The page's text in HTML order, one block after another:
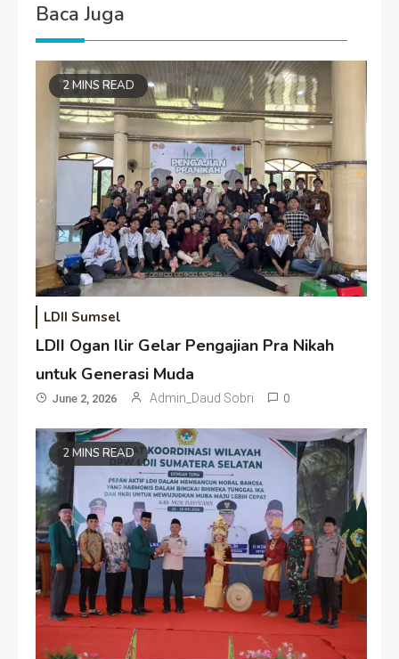
Baca Juga
2 MINS READ
LDII Sumsel
LDII Ogan Ilir Gelar Pengajian Pra Nikah
untuk Generasi Muda
June 2, 2026 Admin_Daud Sobri 0
2 MINS READ